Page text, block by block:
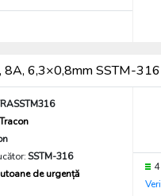
8A, 6,3×0,8mm SSTM-316
Tracon
SSTM-316
de urgență